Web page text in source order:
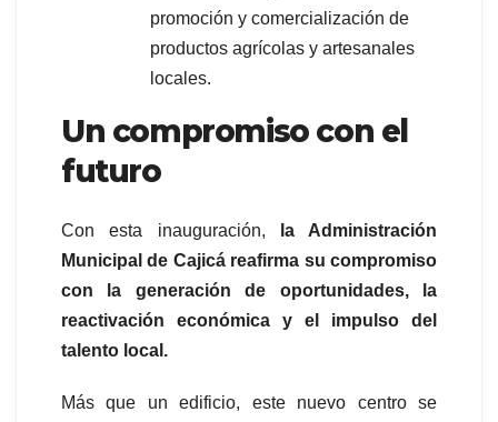
promoción y comercialización de
productos agrícolas y artesanales
locales.
Un compromiso con el
futuro
Con esta inauguración,
la Administración
Municipal de Cajicá reafirma su compromiso
con la generación de oportunidades, la
reactivación económica y el impulso del
talento local.
Más que un edificio, este nuevo centro se